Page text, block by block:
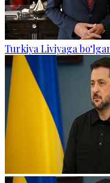
Turkiya Liviyaga